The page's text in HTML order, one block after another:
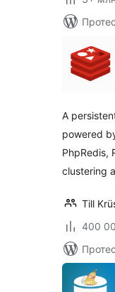
A
powered
PhpRedis,
clustering
Till
400